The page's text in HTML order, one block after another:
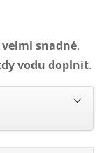
velmi snadné.
vodu doplnit.